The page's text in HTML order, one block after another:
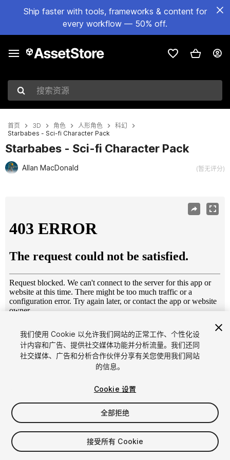
Ship faster with tools, frameworks & content for
every workflow — 50% off.
搜索资源
首页 3D 角色 人形角色
科幻
Starbabes - Sci-fi Character Pack
Starbabes - Sci-fi Character Pack
Allan MacDonald (暂无评分)
1/5
$19.99
增值税将在结算时计算
我们使用 Cookie 以允许我们网站的正常工作、个性化设
计内容和广告、提供社交媒体功能并分析流量。我们还同
社交媒体、广告和分析合作伙伴分享有关您使用我们网站
的信息。
Cookie 设置
全部拒绝
接受所有 Cookie